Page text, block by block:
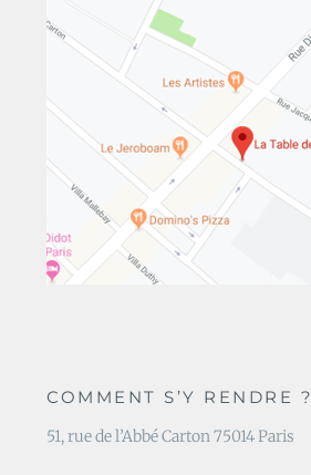
COMMENT S’Y RENDRE ?
51, rue de l’Abbé Carton 75014 Paris